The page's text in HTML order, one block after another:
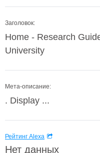
Заголовок:
Home - Research
University
Мета-описание:
. Display ...
Рейтинг Alexa
Нет данных